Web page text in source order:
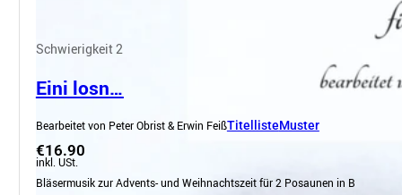
Schwierigkeit 2
Eini losn…
Bearbeitet von Peter Obrist & Erwin FeißTitellisteMuster
€16.90
inkl. USt.
Bläsermusik zur Advents- und Weihnachtszeit für 2 Posaunen in B